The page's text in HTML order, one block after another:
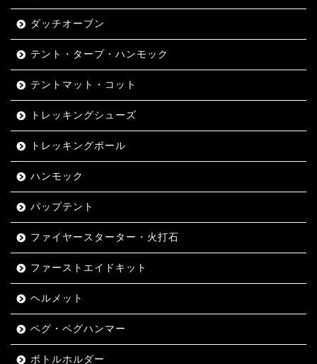
ダッチオーブン
テント・タープ・ハンモック
テントマット・コット
トレッキングシューズ
トレッキングポール
ハンモック
パップテント
ファイヤースターター・火打石
ファーストエイドキット
ヘルメット
ペグ・ペグハンマー
ボトルホルダー